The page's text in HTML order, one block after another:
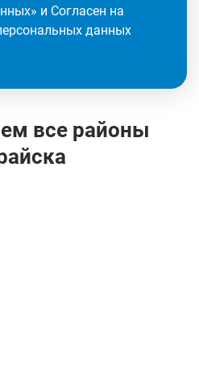
» и Согласен на
данных
все районы